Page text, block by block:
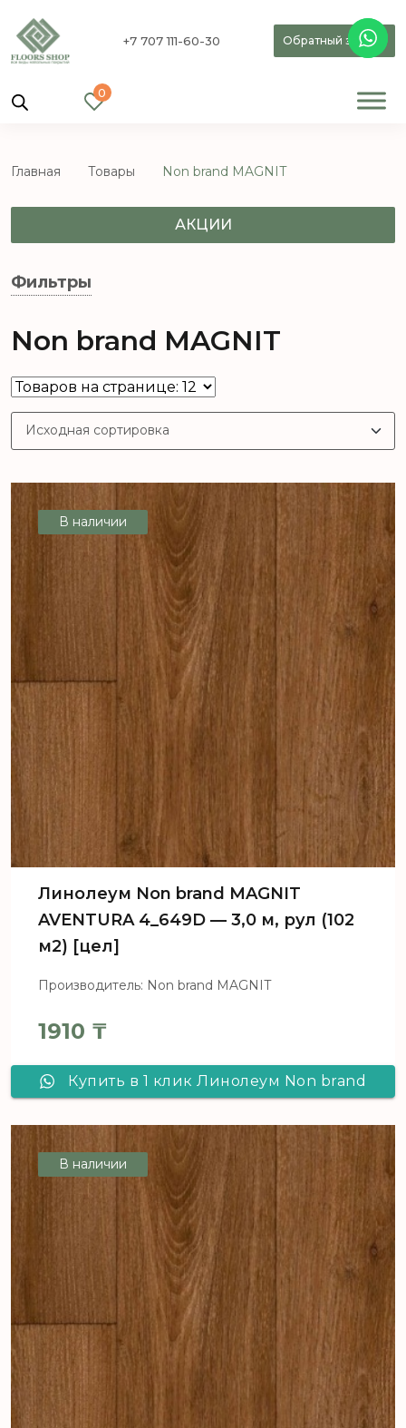
+7 707 111-60-30 Обратный звонок
0
Главная Товары Non brand MAGNIT
АКЦИИ
Фильтры
Non brand MAGNIT
В наличии
Линолеум Non brand MAGNIT
AVENTURA 4_649D — 3,0 м, рул (102
м2) [цел]
Производитель: Non brand MAGNIT
1910 ₸
Купить в 1 клик Линолеум Non brand
рул (102 м2) [цел]
В наличии